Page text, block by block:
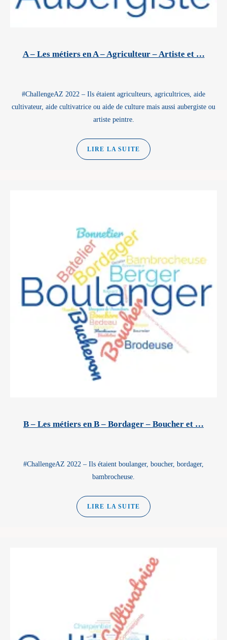
A – Les métiers en A – Agriculteur – Artiste et …
#ChallengeAZ 2022 – Ils étaient agriculteurs, agricultrices, aide
cultivateur, aide cultivatrice ou aide de culture mais aussi aubergiste ou
artiste peintre.
LIRE LA SUITE
B – Les métiers en B – Bordager – Boucher et …
#ChallengeAZ 2022 – Ils étaient boulanger, boucher, bordager,
bambrocheuse.
LIRE LA SUITE